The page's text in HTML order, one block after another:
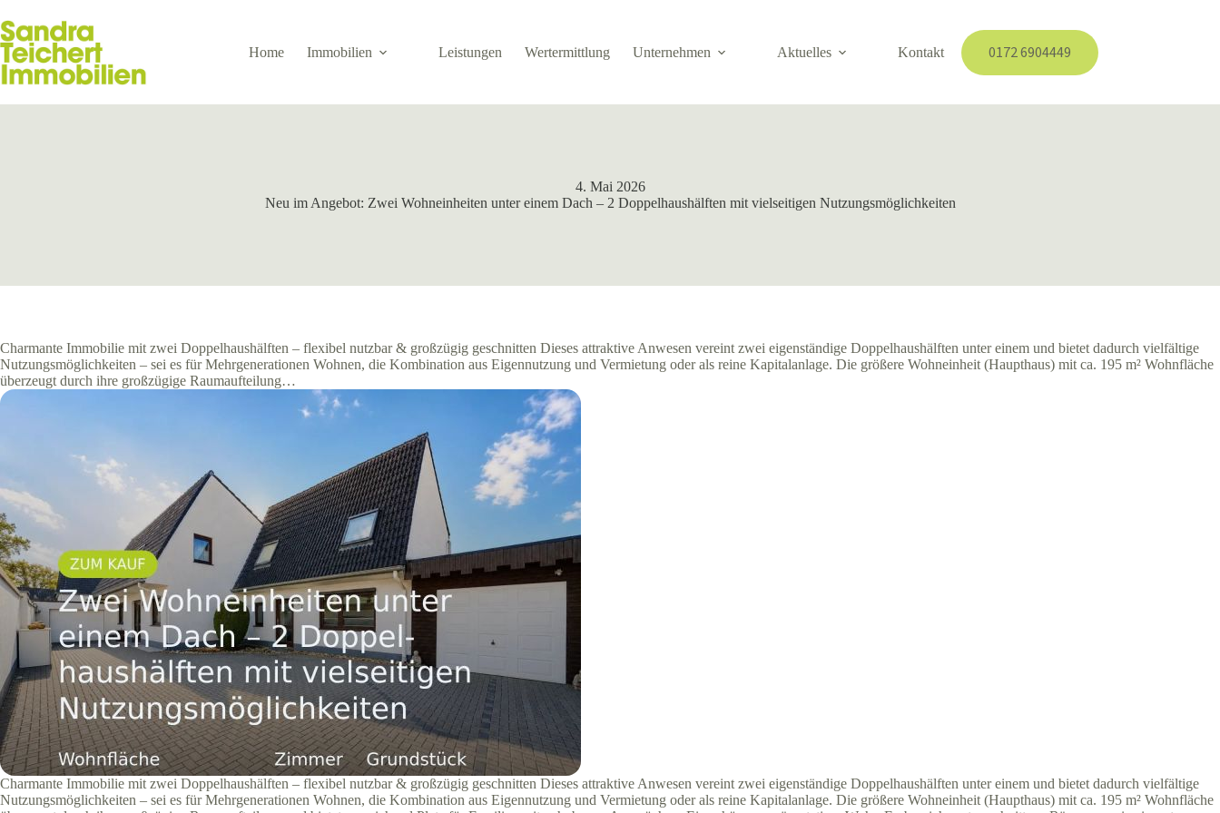
Inhalt
springen
Home Immobilien Leistungen Wertermittlung Unternehmen Aktuelles Kontakt 0172 6904449
4. Mai 2026
Neu im Angebot: Zwei Wohneinheiten unter einem Dach – 2 Doppelhaushälften mit vielseitigen Nutzungsmöglichkeiten
Charmante Immobilie mit zwei Doppelhaushälften – flexibel nutzbar & großzügig geschnitten Dieses attraktive Anwesen vereint zwei eigenständige Doppelhaushälften unter einem und bietet dadurch vielfältige
Nutzungsmöglichkeiten – sei es für Mehrgenerationen Wohnen, die Kombination aus Eigennutzung und Vermietung oder als reine Kapitalanlage. Die größere Wohneinheit (Haupthaus) mit ca. 195 m² Wohnfläche
überzeugt durch ihre großzügige Raumaufteilung…
Charmante Immobilie mit zwei Doppelhaushälften – flexibel nutzbar & großzügig geschnitten Dieses attraktive Anwesen vereint zwei eigenständige Doppelhaushälften unter einem und bietet dadurch vielfältige
Nutzungsmöglichkeiten – sei es für Mehrgenerationen Wohnen, die Kombination aus Eigennutzung und Vermietung oder als reine Kapitalanlage. Die größere Wohneinheit (Haupthaus) mit ca. 195 m² Wohnfläche